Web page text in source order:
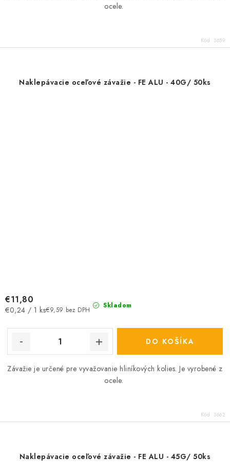
ocele.
Kód: 3659
Naklepávacie oceľové závažie - FE ALU - 40G/ 50ks
Skladom
€9,59 bez DPH
€11,80
Jednotková
€0,24 / 1 ks
DO KOŠÍKA
Závažie je určené pre vyvažovanie hliníkových kolies. Je vyrobené z
ocele.
Kód: 3662
Naklepávacie oceľové závažie - FE ALU - 45G/ 50ks